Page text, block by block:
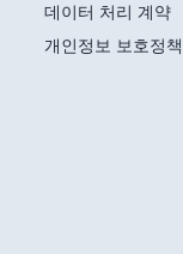
데이터 처리 계약
개인정보 보호정책